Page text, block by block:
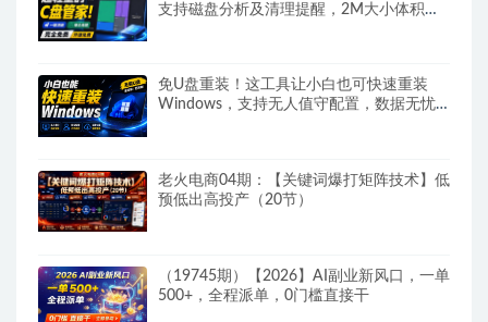
支持磁盘分析及清理提醒，2M大小体积，
免U盘重装！这工具让小白也可快速重装
Windows，支持无人值守配置，数据无忧
老火电商04期：【关键词爆打矩阵技术】低
预低出高投产（20节）
（19745期）【2026】AI副业新风口，一单
500+，全程派单，0门槛直接干